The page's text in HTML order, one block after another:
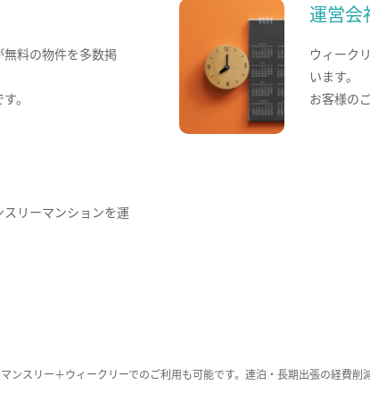
料の物件を多数掲
。
運営会
ウィーク
います。
お客様の
リーマンションを運
スリー＋ウィークリーでのご利用も可能です。連泊・長期出張の経費